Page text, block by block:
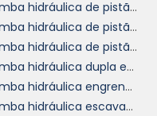
MOTOR
Bomba hidráulica de pistão a venda
Bomba hidráulica de pistão cotação
Bomba hidráulica de pistão onde comprar
Bomba hidráulica dupla em SP
Bomba hidráulica engrenagem
Bomba hidráulica escavadeira